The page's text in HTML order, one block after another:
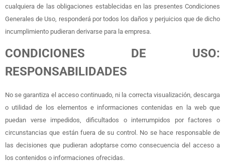
cualquiera de las obligaciones establecidas en las presentes Condiciones
Generales de Uso, responderá por todos los daños y perjuicios que de dicho
incumplimiento pudieran derivarse para la empresa.
CONDICIONES DE USO:
RESPONSABILIDADES
No se garantiza el acceso continuado, ni la correcta visualización, descarga
o utilidad de los elementos e informaciones contenidas en la web que
puedan verse impedidos, dificultados o interrumpidos por factores o
circunstancias que están fuera de su control. No se hace responsable de
las decisiones que pudieran adoptarse como consecuencia del acceso a
los contenidos o informaciones ofrecidas.